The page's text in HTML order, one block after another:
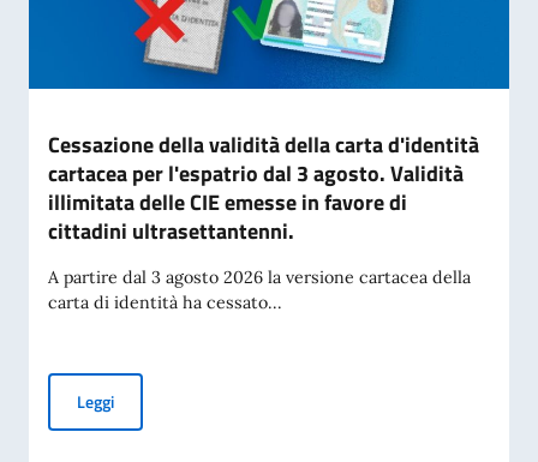
Cessazione della validità della carta d'identità
cartacea per l'espatrio dal 3 agosto. Validità
illimitata delle CIE emesse in favore di
cittadini ultrasettantenni.
A partire dal 3 agosto 2026 la versione cartacea della
carta di identità ha cessato...
LeggiCessazione della validità della carta d'identità cartacea